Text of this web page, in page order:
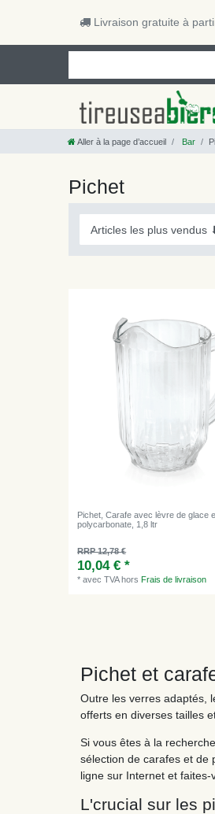
Livraison gratuite à
Aller à la page d’accueil Bar
Pichet
Pichet, Carafe avec lèvre de glace
polycarbonate, 1,8 ltr
RRP 12,78 €
10,04 € *
*avec TVAhorsFrais de livraison
Pichet et
Outre les verres adaptés,
offerts en diverses tailles
Si vous êtes à la
sélection de carafes et de
ligne sur Internet et
L'crucial sur les